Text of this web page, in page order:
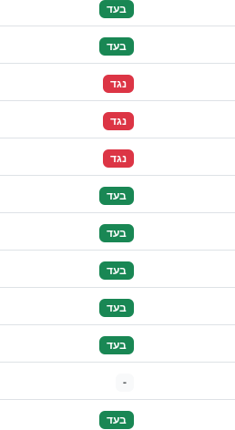
בעד
בעד
נגד
נגד
נגד
בעד
בעד
בעד
בעד
בעד
-
בעד